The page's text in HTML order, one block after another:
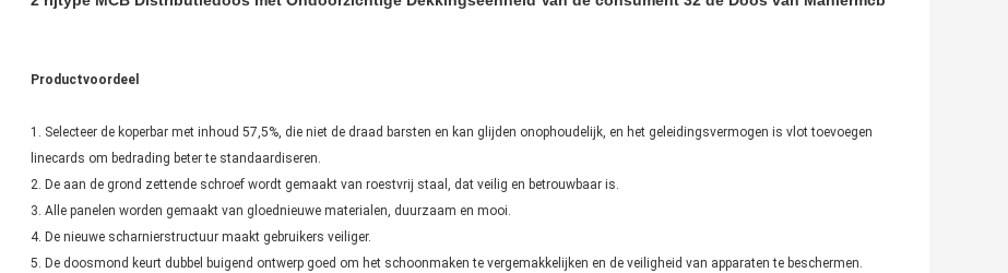
Productvoordeel
1. Selecteer de koperbar met inhoud 57,5%, die niet de draad barsten en kan glijden onophoudelijk, en het geleidingsvermogen is vlot toevoegen
linecards om bedrading beter te standaardiseren.
2. De aan de grond zettende schroef wordt gemaakt van roestvrij staal, dat veilig en betrouwbaar is.
3. Alle panelen worden gemaakt van gloednieuwe materialen, duurzaam en mooi.
4. De nieuwe scharnierstructuur maakt gebruikers veiliger.
5. De doosmond keurt dubbel buigend ontwerp goed om het schoonmaken te vergemakkelijken en de veiligheid van apparaten te beschermen.